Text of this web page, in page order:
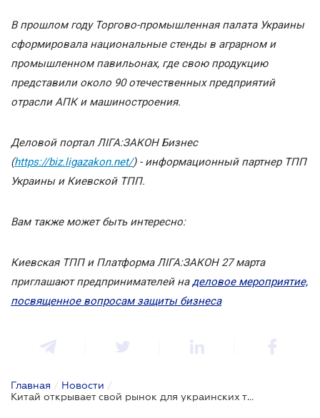
В прошлом году Торгово-промышленная палата Украины
сформировала национальные стенды в аграрном и
промышленном павильонах, где свою продукцию
представили около 90 отечественных предприятий
отрасли АПК и машиностроения.
Деловой портал ЛІГА:ЗАКОН Бизнес
(https://biz.ligazakon.net/) - информационный партнер ТПП
Украины и Киевской ТПП.
Вам также может быть интересно:
Киевская ТПП и Платформа ЛІГА:ЗАКОН 27 марта
приглашают предпринимателей наделовое мероприятие,
посвященное вопросам защиты бизнеса
Главная / Новости /
Китай открывает свой рынок для украинских товаров